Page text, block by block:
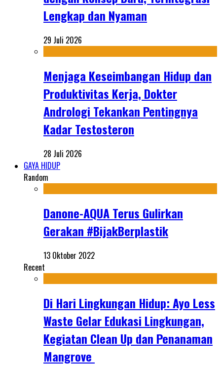
Lengkap dan Nyaman
29 Juli 2026
Menjaga Keseimbangan Hidup dan
Produktivitas Kerja, Dokter
Andrologi Tekankan Pentingnya
Kadar Testosteron
28 Juli 2026
GAYA HIDUP
Random
Danone-AQUA Terus Gulirkan
Gerakan #BijakBerplastik
13 Oktober 2022
Recent
Di Hari Lingkungan Hidup: Ayo Less
Waste Gelar Edukasi Lingkungan,
Kegiatan Clean Up dan Penanaman
Mangrove